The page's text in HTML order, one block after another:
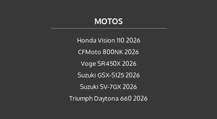
MOTOS
Honda Vision 110 2026
CFMoto 800NK 2026
Voge SR450X 2026
Suzuki GSX-S125 2026
Suzuki SV-7GX 2026
Triumph Daytona 660 2026